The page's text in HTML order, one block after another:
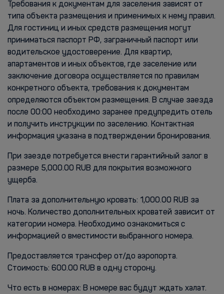
Требования к документам для заселения зависят от
типа объекта размещения и применимых к нему правил.
Для гостиниц и иных средств размещения могут
приниматься паспорт РФ, заграничный паспорт или
водительское удостоверение. Для квартир,
апартаментов и иных объектов, где заселение или
заключение договора осуществляется по правилам
конкретного объекта, требования к документам
определяются объектом размещения. В случае заезда
после 00:00 необходимо заранее предупредить отель
и получить инструкции по заселению. Контактная
информация указана в подтверждении бронирования.
При заезде потребуется внести гарантийный залог в
размере 5,000.00 RUB для покрытия возможного
ущерба.
Плата за дополнительную кровать: 1,000.00 RUB за
ночь. Количество дополнительных кроватей зависит от
категории номера. Необходимо ознакомиться с
информацией о вместимости выбранного номера.
Предоставляется трансфер от/до аэропорта.
Стоимость: 600.00 RUB в одну сторону.
Что есть в номерах: В номере вас будут ждать халат.